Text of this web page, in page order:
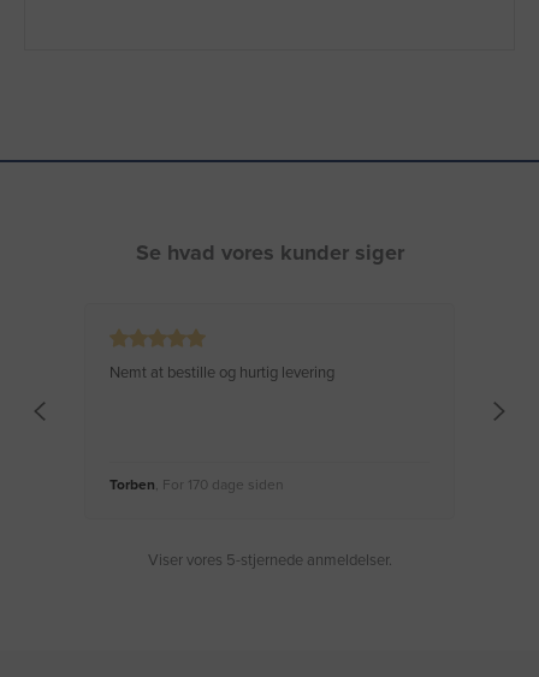
Se hvad vores kunder siger
Nemt at bestille og hurtig levering
Torben, For 170 dage siden
Viser vores 5-stjernede anmeldelser.